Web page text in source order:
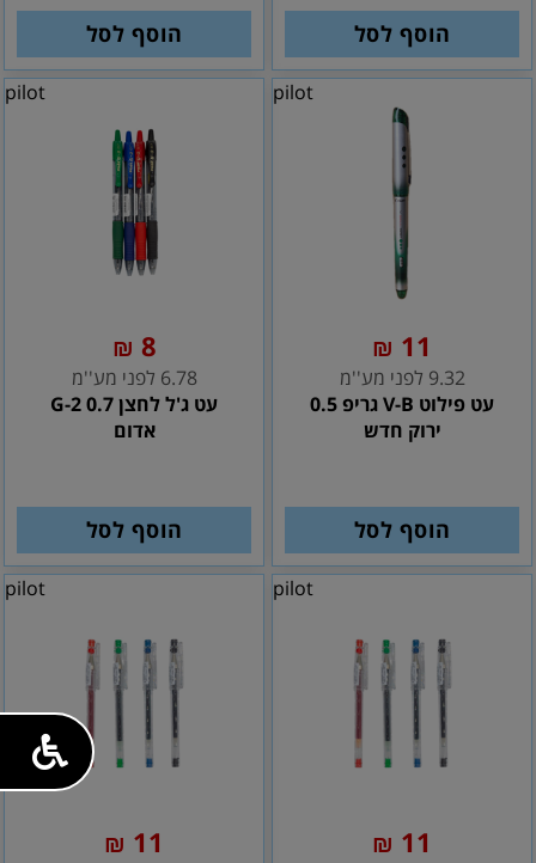
הוסף לסל הוסף לסל
pilot
11
₪
9.32 לפני מע''מ
עט פילוט V-B גריפ 0.5
ירוק חדש
הוסף לסל
pilot
8
₪
6.78 לפני מע''מ
עט ג'ל לחצן 0.7 G-2
אדום
הוסף לסל
pilot
11
₪
pilot
11
₪